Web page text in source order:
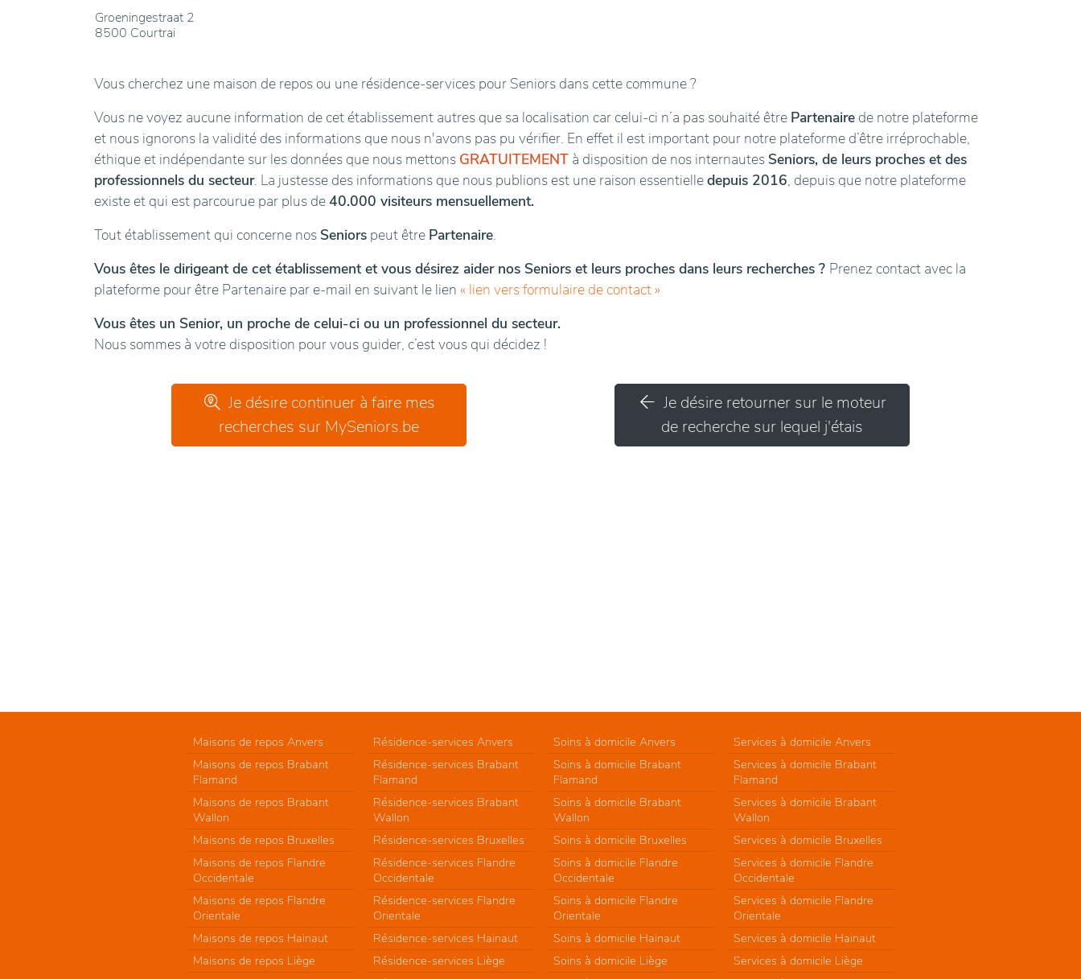
Groeningestraat 2
8500 Courtrai
Vous cherchez une maison de repos ou une résidence-services pour Seniors dans cette commune ?
Vous ne voyez aucune information de cet établissement autres que sa localisation car celui-ci n’a pas souhaité être Partenaire de notre plateforme
et nous ignorons la validité des informations que nous n'avons pas pu vérifier. En effet il est important pour notre plateforme d’être irréprochable,
éthique et indépendante sur les données que nous mettons GRATUITEMENT à disposition de nos internautes Seniors, de leurs proches et des
professionnels du secteur. La justesse des informations que nous publions est une raison essentielledepuis 2016, depuis que notre plateforme
existe et qui est parcourue par plus de40.000 visiteurs mensuellement.
Tout établissement qui concerne nos Seniors peut être Partenaire.
Vous êtes le dirigeant de cet établissement et vous désirez aider nos Seniors et leurs proches dans leurs recherches ? Prenez contact avec la
plateforme pour être Partenaire par e-mail en suivant le lien « lien vers formulaire de contact »
Vous êtes un Senior, un proche de celui-ci ou un professionnel du secteur.
Nous sommes à votre disposition pour vous guider, c’est vous qui décidez !
Je désire continuer à faire mes
recherches sur MySeniors.be
Je désire retourner sur le moteur
de recherche sur lequel j'étais
Maisons de repos Anvers
Maisons de repos Brabant
Flamand
Maisons de repos Brabant
Wallon
Maisons de repos Bruxelles
Maisons de repos Flandre
Occidentale
Maisons de repos Flandre
Orientale
Maisons de repos Hainaut
Maisons de repos Liège
Résidence-services Anvers
Résidence-services Brabant
Flamand
Résidence-services Brabant
Wallon
Résidence-services Bruxelles
Résidence-services Flandre
Occidentale
Résidence-services Flandre
Orientale
Résidence-services Hainaut
Résidence-services Liège
Soins à domicile Anvers
Soins à domicile Brabant
Flamand
Soins à domicile Brabant
Wallon
Soins à domicile Bruxelles
Soins à domicile Flandre
Occidentale
Soins à domicile Flandre
Orientale
Soins à domicile Hainaut
Soins à domicile Liège
Services à domicile Anvers
Services à domicile Brabant
Flamand
Services à domicile Brabant
Wallon
Services à domicile Bruxelles
Services à domicile Flandre
Occidentale
Services à domicile Flandre
Orientale
Services à domicile Hainaut
Services à domicile Liège